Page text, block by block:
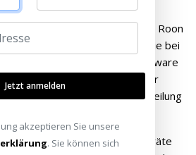
die Roon Ready Zertifizierung. Roon
und Streaming-Plattform, die bei
Anklang findet. Die Software
Musikdatenbank mit einer
und ermöglicht die Verteilung
konkret? Zertifizierte Geräte
Jetzt anmelden
akzeptieren Sie unsere
. Sie können sich